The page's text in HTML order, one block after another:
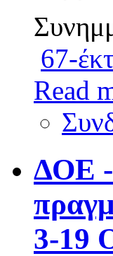
67-
Read
ΔΟΕ -
3-19